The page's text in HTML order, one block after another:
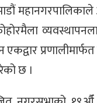
एकद्वार
छ ।